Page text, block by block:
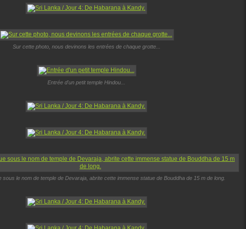
Sur cette photo, nous devinons les entrées de chaque grotte...
Entrée d'un petit temple Hindou...
sous le nom de temple de Devaraja, abrite cette immense statue de Bouddha de 15 m de long.